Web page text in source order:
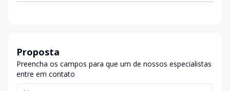
Proposta
Preencha os campos para que um de nossos especialistas
entre em contato